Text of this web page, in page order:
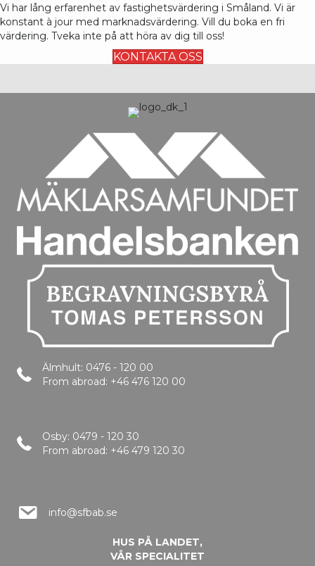
Vi har lång erfarenhet av fastighetsvärdering i Småland. Vi är
konstant à jour med marknadsvärdering. Vill du boka en fri
värdering. Tveka inte på att höra av dig till oss!
KONTAKTA OSS
Älmhult: 0476 - 120 00
From abroad: +46 476 120 00
Osby: 0479 - 120 30
From abroad: +46 479 120 30
info@sfbab.se
HUS PÅ LANDET,
VÅR SPECIALITET